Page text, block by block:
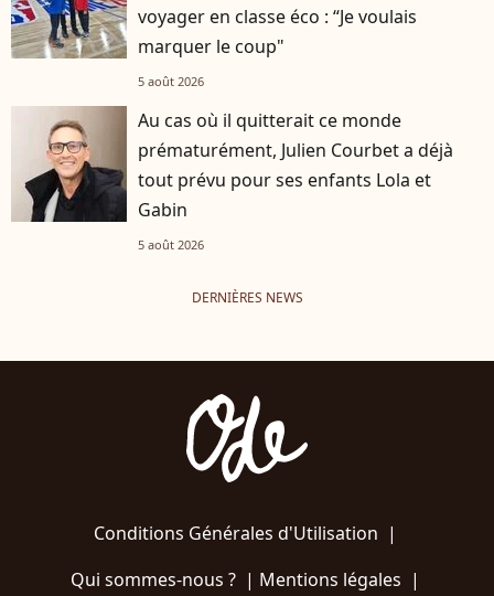
voyager en classe éco : “Je voulais
marquer le coup"
5 août 2026
Au cas où il quitterait ce monde
prématurément, Julien Courbet a déjà
tout prévu pour ses enfants Lola et
Gabin
5 août 2026
DERNIÈRES NEWS
Conditions Générales d'Utilisation |
Qui sommes-nous ?| Mentions légales |